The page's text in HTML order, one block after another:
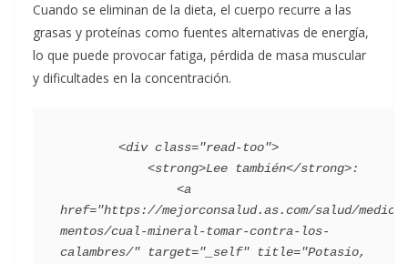
Cuando se eliminan de la dieta, el cuerpo recurre a las
grasas y proteínas como fuentes alternativas de energía,
lo que puede provocar fatiga, pérdida de masa muscular
y dificultades en la concentración.
href="https://mejorconsalud.as.com/salud/medica
mentos/cual-mineral-tomar-contra-los-
calambres/" target="_self" title="Potasio,